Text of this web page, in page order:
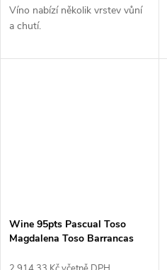
Víno nabízí několik vrstev vůní
a chutí.
Wine 95pts Pascual Toso
Magdalena Toso Barrancas